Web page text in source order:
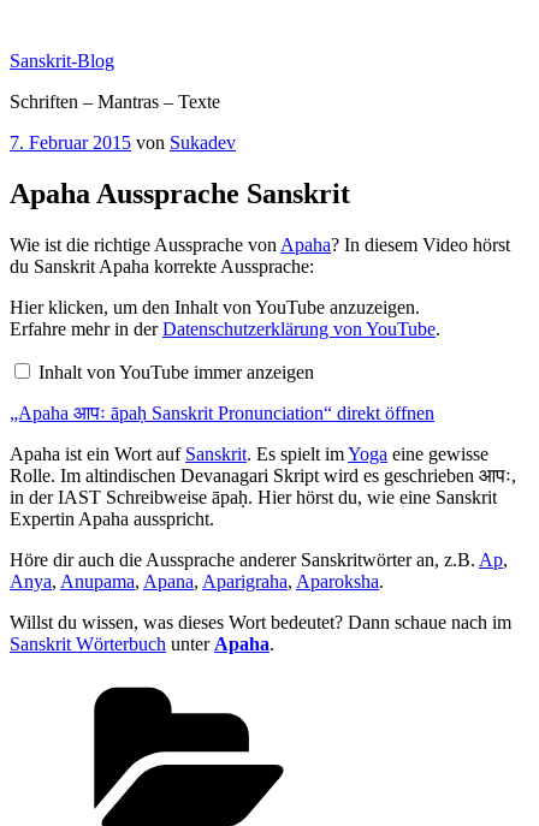
springen
Sanskrit-Blog
Schriften – Mantras – Texte
Veröffentlicht
7. Februar 2015 von Sukadev
Apaha Aussprache Sanskrit
Wie ist die richtige Aussprache von Apaha? In diesem Video hörst
du Sanskrit Apaha korrekte Aussprache:
„Apaha
आपः
Sanskrit
Pronunciation“
YouTube
Hier klicken, um den Inhalt von YouTube anzuzeigen.
Erfahre mehr in derDatenschutzerklärung von YouTube.
Inhalt von YouTube immer anzeigen
„Apaha आपः āpaḥ Sanskrit Pronunciation“ direkt öffnen
Apaha ist ein Wort auf Sanskrit. Es spielt imYoga eine gewisse
Rolle. Im altindischen Devanagari Skript wird es geschrieben आपः,
in der IAST Schreibweise āpaḥ. Hier hörst du, wie eine Sanskrit
Expertin Apaha ausspricht.
Höre dir auch die Aussprache anderer Sanskritwörter an, z.B. Ap,
Anya, Anupama, Apana, Aparigraha, Aparoksha.
Willst du wissen, was dieses Wort bedeutet? Dann schaue nach im
Sanskrit Wörterbuch unter Apaha.